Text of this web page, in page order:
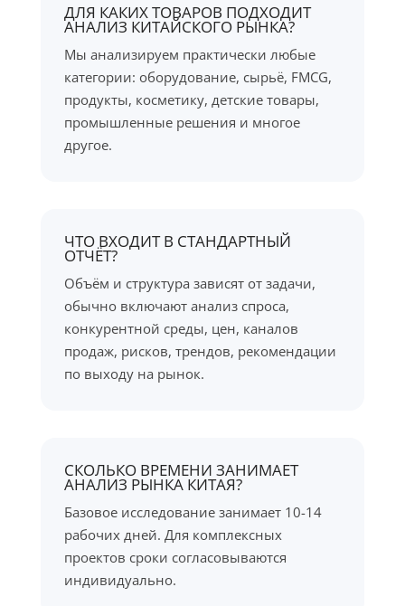
ДЛЯ КАКИХ ТОВАРОВ ПОДХОДИТ
АНАЛИЗ КИТАЙСКОГО РЫНКА?
Мы анализируем практически любые
категории: оборудование, сырьё, FMCG,
продукты, косметику, детские товары,
промышленные решения и многое
другое.
ЧТО ВХОДИТ В СТАНДАРТНЫЙ
ОТЧЁТ?
Объём и структура зависят от задачи,
обычно включают анализ спроса,
конкурентной среды, цен, каналов
продаж, рисков, трендов, рекомендации
по выходу на рынок.
СКОЛЬКО ВРЕМЕНИ ЗАНИМАЕТ
АНАЛИЗ РЫНКА КИТАЯ?
Базовое исследование занимает 10-14
рабочих дней. Для комплексных
проектов сроки согласовываются
индивидуально.